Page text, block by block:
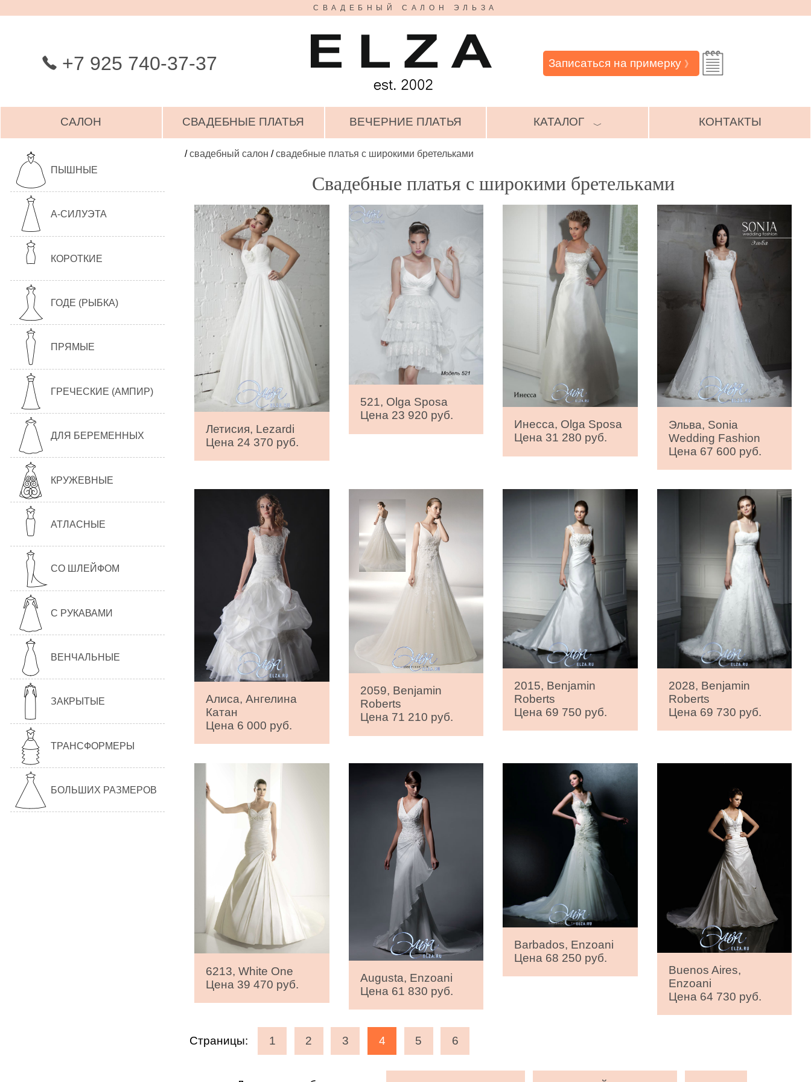
СВАДЕБНЫЙ САЛОН ЭЛЬЗА
+7 925 740-37-37 Записаться на примерку 》
САЛОН СВАДЕБНЫЕ ПЛАТЬЯ ВЕЧЕРНИЕ ПЛАТЬЯ КАТАЛОГ ﹀ КОНТАКТЫ
ПЫШНЫЕ
А-СИЛУЭТА
КОРОТКИЕ
ГОДЕ (РЫБКА)
ПРЯМЫЕ
ГРЕЧЕСКИЕ (АМПИР)
ДЛЯ БЕРЕМЕННЫХ
КРУЖЕВНЫЕ
АТЛАСНЫЕ
СО ШЛЕЙФОМ
С РУКАВАМИ
ВЕНЧАЛЬНЫЕ
ЗАКРЫТЫЕ
ТРАНСФОРМЕРЫ
БОЛЬШИХ РАЗМЕРОВ
/свадебный салон /свадебные платья с широкими бретельками
Свадебные платья с широкими бретельками
Летисия, Lezardi
Цена 24 370 руб.
521, Olga Sposa
Цена 23 920 руб.
Инесса, Olga Sposa
Цена 31 280 руб.
Эльва, Sonia
Wedding Fashion
Цена 67 600 руб.
Алиса, Ангелина
Катан
Цена 6 000 руб.
2059, Benjamin
Roberts
Цена 71 210 руб.
2015, Benjamin
Roberts
Цена 69 750 руб.
2028, Benjamin
Roberts
Цена 69 730 руб.
6213, White One
Цена 39 470 руб.
Augusta, Enzoani
Цена 61 830 руб.
Barbados, Enzoani
Цена 68 250 руб.
Buenos Aires,
Enzoani
Цена 64 730 руб.
Страницы: 1 2 3 4 5 6